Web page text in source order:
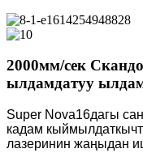
2000мм/сек
ылдамдатуу
Super Nova16дагы
кадам
лазеринин жаңыдан